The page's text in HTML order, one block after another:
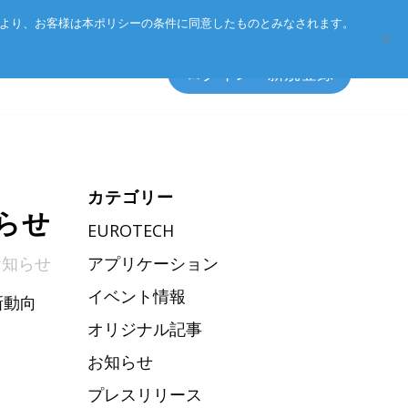
Eurotechグループ お客様サポート お問い合わせ
ログイン・新規登録
エッジソフトウェア
アクセサリ
総合カタログのダウンロード
製品検索
ポリシー
せ
らせ
向
カテゴリー
EUROTECH
アプリケーション
イベント情報
オリジナル記事
お知らせ
プレスリリース
、お客様は本ポリシーの条件に同意したものとみなされます。